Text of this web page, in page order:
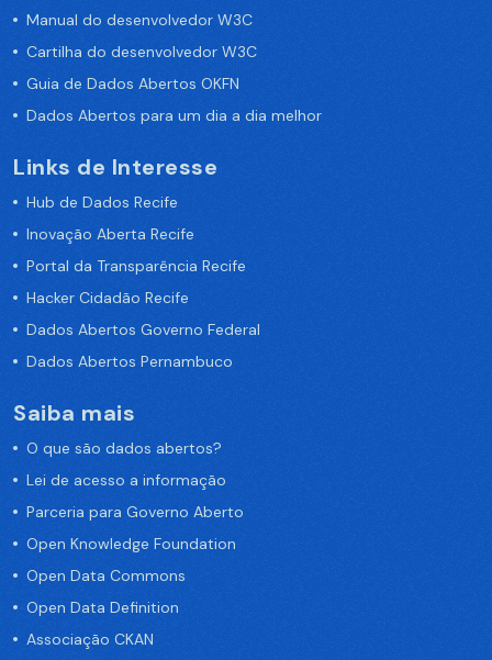
Manual do desenvolvedor W3C
Cartilha do desenvolvedor W3C
Guia de Dados Abertos OKFN
Dados Abertos para um dia a dia melhor
Links de Interesse
Hub de Dados Recife
Inovação Aberta Recife
Portal da Transparência Recife
Hacker Cidadão Recife
Dados Abertos Governo Federal
Dados Abertos Pernambuco
Saiba mais
O que são dados abertos?
Lei de acesso a informação
Parceria para Governo Aberto
Open Knowledge Foundation
Open Data Commons
Open Data Definition
Associação CKAN